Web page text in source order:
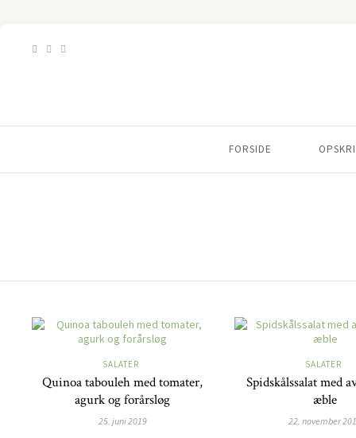
FORSIDE
SALATER
Quinoa tabouleh med tomater,
agurk og forårsløg
25. juni 2019
SALATER
Spidskålssalat med
æble
22. november